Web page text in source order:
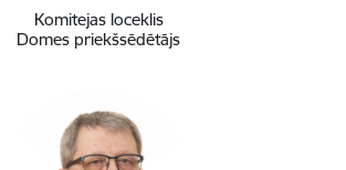
Komitejas loceklis
Domes priekšsēdētājs